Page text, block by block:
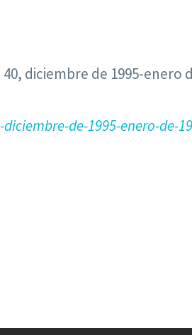
diciembre de 1995-enero
de-1995-enero-de-